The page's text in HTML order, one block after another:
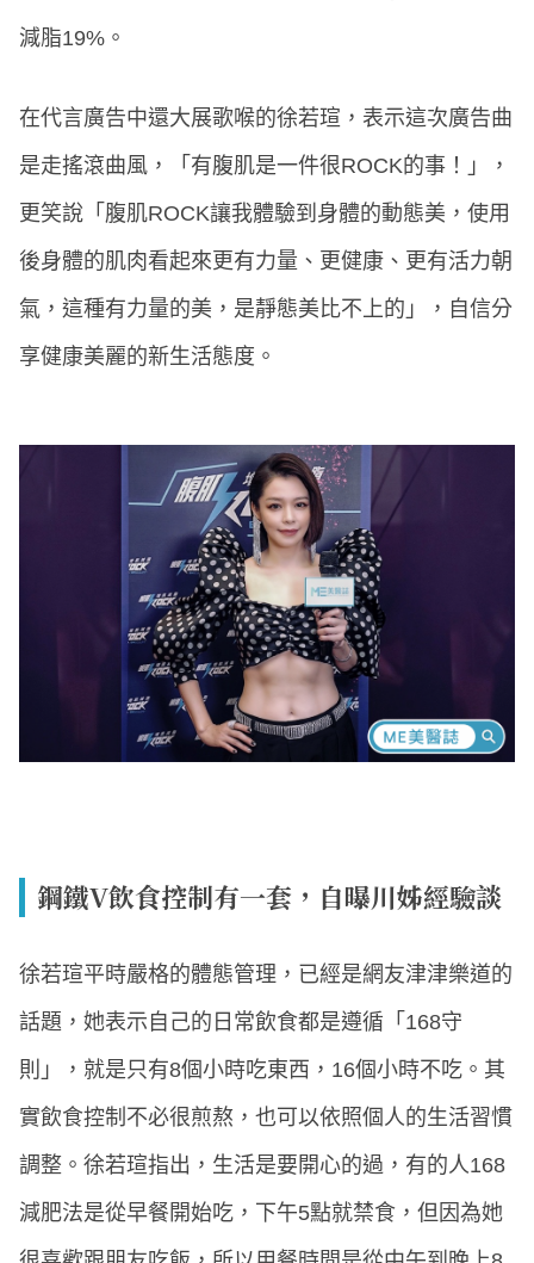
減脂19%。
在代言廣告中還大展歌喉的徐若瑄，表示這次廣告曲
是走搖滾曲風，「有腹肌是一件很ROCK的事！」，
更笑說「腹肌ROCK讓我體驗到身體的動態美，使用
後身體的肌肉看起來更有力量、更健康、更有活力朝
氣，這種有力量的美，是靜態美比不上的」，自信分
享健康美麗的新生活態度。
鋼鐵V飲食控制有一套，自曝川姊經驗談
徐若瑄平時嚴格的體態管理，已經是網友津津樂道的
話題，她表示自己的日常飲食都是遵循「168守
則」，就是只有8個小時吃東西，16個小時不吃。其
實飲食控制不必很煎熬，也可以依照個人的生活習慣
調整。徐若瑄指出，生活是要開心的過，有的人168
減肥法是從早餐開始吃，下午5點就禁食，但因為她